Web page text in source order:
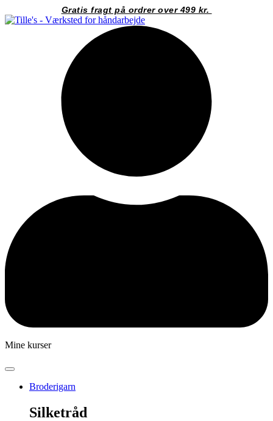
til
Gratis fragt på ordrer over 499 kr.
Mine kurser
Broderigarn
Silketråd